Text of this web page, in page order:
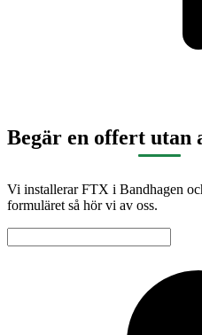
Begär en offert utan
Vi installerar FTX i Bandhagen
formuläret så hör vi av oss.